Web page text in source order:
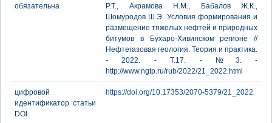
обязательна
Р.Т., Акрамова Н.М., Бабалов Ж.К.,
Шомуродов Ш.Э. Условия формирования и
размещение тяжелых нефтей и природных
битумов в Бухаро-Хивинском регионе //
Нефтегазовая геология. Теория и практика.
- 2022. - Т.17. - №3. -
http://www.ngtp.ru/rub/2022/21_2022.html
цифровой
идентификатор статьи
DOI
https://doi.org/10.17353/2070-5379/21_2022